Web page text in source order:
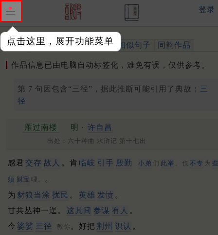
点击这里，展开功能菜单
登录
作品 标注四声 出处、引用 相似句子 同韵作品
作品信息已由电脑自动标签化，难免有误，仅供参考。
第 7 句因包含“三径”，据此推断可能引用了典故： 三
径
雁过南楼 明 · 许自昌
出处：六十种曲 水浒记 第十七出
感君 交存 故人 。肯 临岐 引手 殷勤 小弟 们 此举 。也 不专 为
须 财宝 哩。
。
为 豺狼当涂 扰民 。 英雄 发愤 。
甘共丛神一逞。
这其间 参谋 有人 。
今 婆娑 三径 教你 。好把 荆州 识认 。